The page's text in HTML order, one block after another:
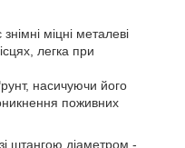
міцні металеві
легка при
насичуючи його
поживних
штангою діаметром -